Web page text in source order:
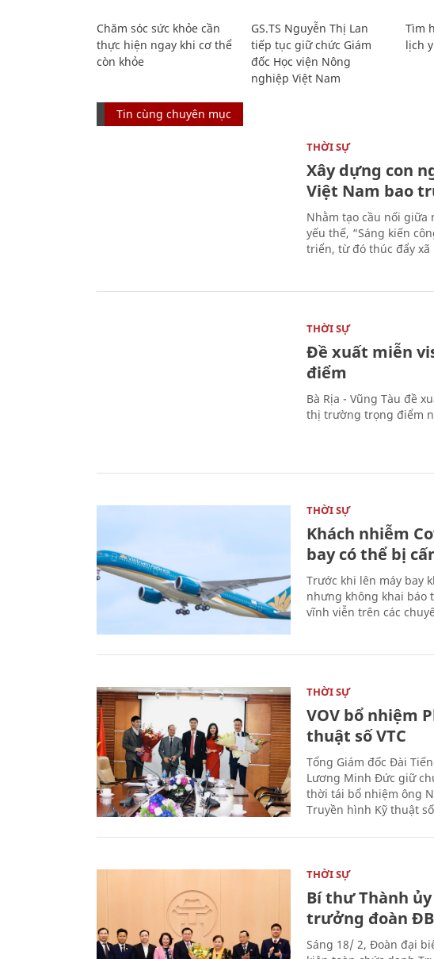
Chăm sóc sức khỏe cần
thực hiện ngay khi cơ thể
còn khỏe
GS.TS Nguyễn Thị Lan
tiếp tục giữ chức Giám
đốc Học viện Nông
nghiệp Việt Nam
Tìm
lịch
Tin cùng chuyên mục
THỜI SỰ
Xây dựng con
Việt Nam bao
Nhằm tạo cầu nối giữa
yếu thế, “Sáng kiến
triển, từ đó thúc đẩy
THỜI SỰ
Đề xuất miễn
điểm
Bà Rịa - Vũng Tàu đề
thị trường trọng điểm
THỜI SỰ
Khách nhiễm
bay có thể bị
Trước khi lên máy bay
nhưng không khai báo
vĩnh viễn trên các
THỜI SỰ
VOV bổ nhiệm
thuật số VTC
Tổng Giám đốc Đài
Lương Minh Đức giữ
thời tái bổ nhiệm ông
Truyền hình Kỹ thuật số
THỜI SỰ
Bí thư Thành
trưởng đoàn
Sáng 18/ 2, Đoàn đại